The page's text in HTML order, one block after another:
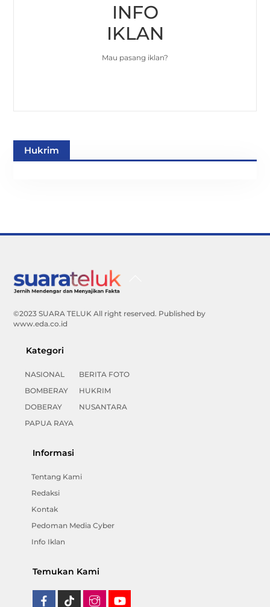
INFO
IKLAN
Mau pasang iklan?
Hukrim
©2023 SUARA TELUK All right reserved. Published by
www.eda.co.id
Kategori
NASIONAL
BOMBERAY
DOBERAY
PAPUA RAYA
BERITA FOTO
HUKRIM
NUSANTARA
Informasi
Tentang Kami
Redaksi
Kontak
Pedoman Media Cyber
Info Iklan
Temukan Kami